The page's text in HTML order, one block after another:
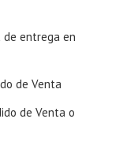
entrega en
de Venta
de Venta o